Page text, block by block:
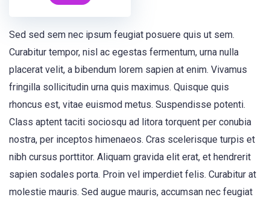
Sed sed sem nec ipsum feugiat posuere quis ut sem.
Curabitur tempor, nisl ac egestas fermentum, urna nulla
placerat velit, a bibendum lorem sapien at enim. Vivamus
fringilla sollicitudin urna quis maximus. Quisque quis
rhoncus est, vitae euismod metus. Suspendisse potenti.
Class aptent taciti sociosqu ad litora torquent per conubia
nostra, per inceptos himenaeos. Cras scelerisque turpis et
nibh cursus porttitor. Aliquam gravida elit erat, et hendrerit
sapien sodales porta. Proin vel imperdiet felis. Curabitur at
molestie mauris. Sed augue mauris, accumsan nec feugiat